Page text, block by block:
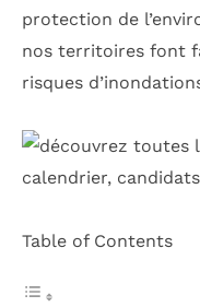
protection de
nos territoires font
risques
Table of Contents